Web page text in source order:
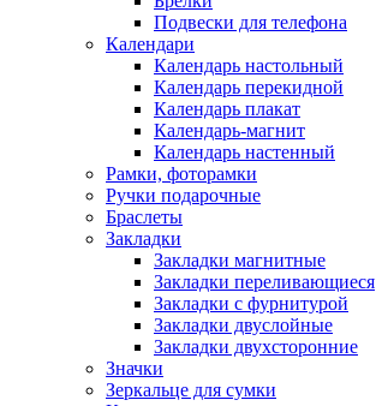
Подвески для телефона
Календари
Календарь настольный
Календарь перекидной
Календарь плакат
Календарь-магнит
Календарь настенный
Рамки, фоторамки
Ручки подарочные
Браслеты
Закладки
Закладки магнитные
Закладки переливающиеся
Закладки с фурнитурой
Закладки двуслойные
Закладки двухсторонние
Значки
Зеркальце для сумки